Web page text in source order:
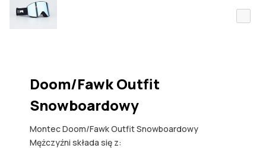
Doom/Fawk Outfit
Snowboardowy
Montec Doom/Fawk Outfit Snowboardowy
Mężczyźni składa się z: